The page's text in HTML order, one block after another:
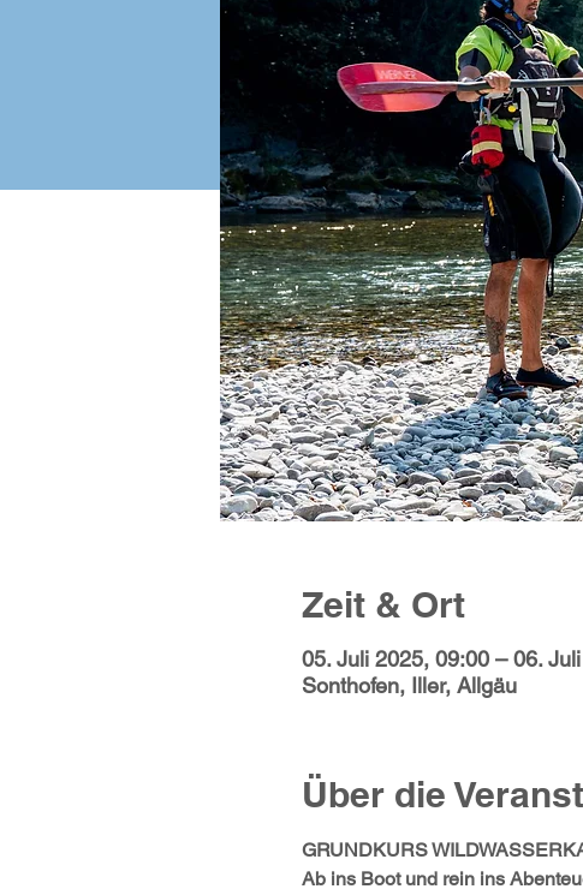
Zeit & Ort
05. Juli 2025, 09:00 – 06.
Sonthofen, Iller, Allgäu
Über die
GRUNDKURS
Ab ins Boot und rein ins